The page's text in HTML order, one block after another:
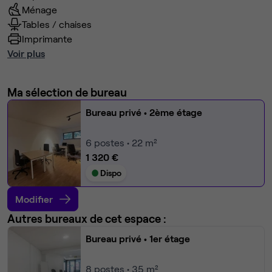
Ménage
Tables / chaises
Imprimante
Voir plus
Ma sélection de bureau
Bureau privé • 2ème étage
6 postes • 22 m²
1 320 €
Dispo
Modifier
Autres bureaux de cet espace :
Bureau privé • 1er étage
8 postes • 35 m²